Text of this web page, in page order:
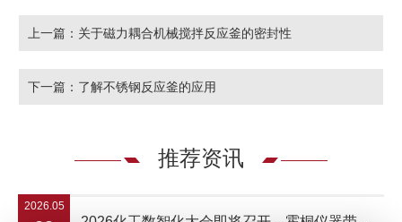
上一篇：关于磁力耦合机械搅拌反应釜的密封性
下一篇：了解不锈钢反应釜的应用
推荐资讯
2026.05